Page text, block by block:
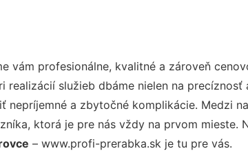
vám profesionálne, kvalitné a zároveň
realizácií služieb dbáme nielen na
nepríjemné a zbytočné komplikácie. Medzi
ktorá je pre nás vždy na prvom
– www.profi-prerabka.sk je tu pre vás.